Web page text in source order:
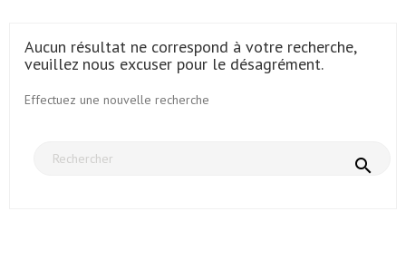
Aucun résultat ne correspond à votre recherche,
veuillez nous excuser pour le désagrément.
Effectuez une nouvelle recherche
